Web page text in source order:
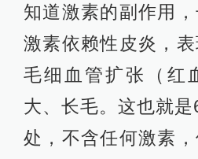
知道激素的副作用
激素依赖性皮炎，表
毛细血管扩张（红
大、长毛。这也就
处，不含任何激素